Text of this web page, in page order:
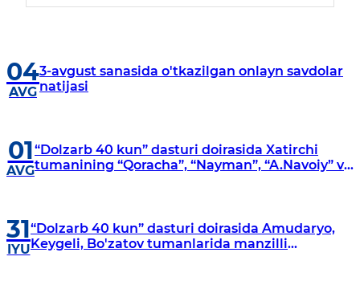
04
AVG
3-avgust sanasida o'tkazilgan onlayn savdolar
natijasi
01
AVG
“Dolzarb 40 kun” dasturi doirasida Xatirchi
tumanining “Qoracha”, “Nayman”, “A.Navoiy” va
31
IYU
“Dolzarb 40 kun” dasturi doirasida Amudaryo,
Keygeli, Bo'zatov tumanlarida manzilli